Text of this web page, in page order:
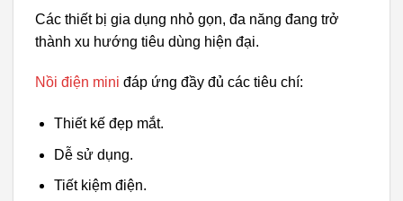
Các thiết bị gia dụng nhỏ gọn, đa năng đang trở
thành xu hướng tiêu dùng hiện đại.
Nồi điện mini đáp ứng đầy đủ các tiêu chí:
Thiết kế đẹp mắt.
Dễ sử dụng.
Tiết kiệm điện.